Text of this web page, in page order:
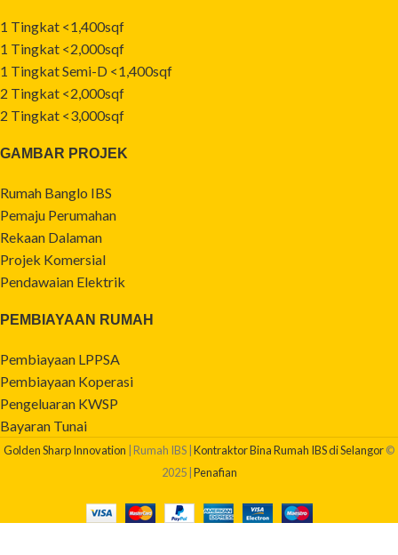
1 Tingkat <1,400sqf
1 Tingkat <2,000sqf
1 Tingkat Semi-D <1,400sqf
2 Tingkat <2,000sqf
2 Tingkat <3,000sqf
GAMBAR PROJEK
Rumah Banglo IBS
Pemaju Perumahan
Rekaan Dalaman
Projek Komersial
Pendawaian Elektrik
PEMBIAYAAN RUMAH
Pembiayaan LPPSA
Pembiayaan Koperasi
Pengeluaran KWSP
Bayaran Tunai
Golden Sharp Innovation | Rumah IBS | Kontraktor Bina Rumah IBS di Selangor©
2025 | Penafian